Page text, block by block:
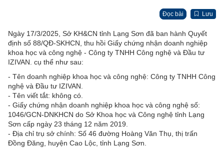
Đọc bài Lưu
Ngày 17/3/2025, Sở KH&CN tỉnh Lạng Sơn đã ban hành Quyết
định số 88/QĐ-SKHCN, thu hồi Giấy chứng nhận doanh nghiệp
khoa học và công nghệ - Công ty TNHH Công nghệ và Đầu tư
IZIVAN. cụ thể như sau:
- Tên doanh nghiệp khoa học và công nghệ: Công ty TNHH Công
nghệ và Đầu tư IZIVAN.
- Tên viết tắt: không có.
- Giấy chứng nhận doanh nghiệp khoa học và công nghệ số:
1046/GCN-DNKHCN do Sở Khoa học và Công nghệ tỉnh Lạng
Sơn cấp ngày 23 tháng 12 năm 2019.
- Địa chỉ trụ sở chính: Số 46 đường Hoàng Văn Thụ, thị trấn
Đồng Đăng, huyện Cao Lộc, tỉnh Lạng Sơn.